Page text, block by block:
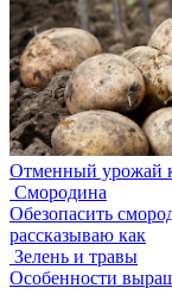
Отменный урожай
Смородина
Обезопасить
рассказываю как
Зелень и травы
Особенности